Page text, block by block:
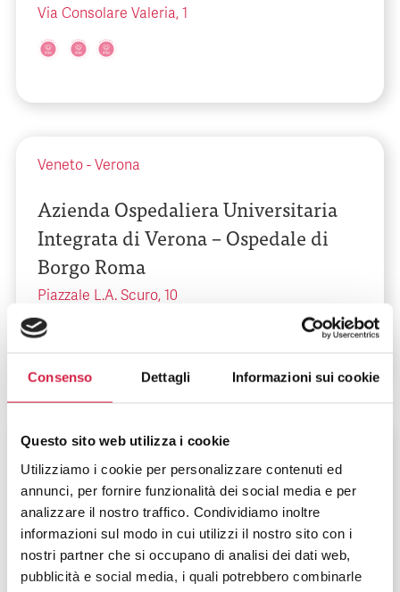
Consenso Dettagli Informazioni sui cookie
Questo sito web utilizza i cookie
Utilizziamo i cookie per personalizzare contenuti ed
annunci, per fornire funzionalità dei social media e per
analizzare il nostro traffico. Condividiamo inoltre
informazioni sul modo in cui utilizzi il nostro sito con i
nostri partner che si occupano di analisi dei dati web,
pubblicità e social media, i quali potrebbero combinarle
Via Consolare Valeria, 1
Veneto - Verona
Azienda Ospedaliera Universitaria
Integrata di Verona – Ospedale di
Borgo Roma
Piazzale L.A. Scuro, 10
Veneto-Verona
Azienda Ospedaliera Universitaria
Integrata di Verona – Ospedale di
Borgo Trento
Piazzale A. Stefani, 1